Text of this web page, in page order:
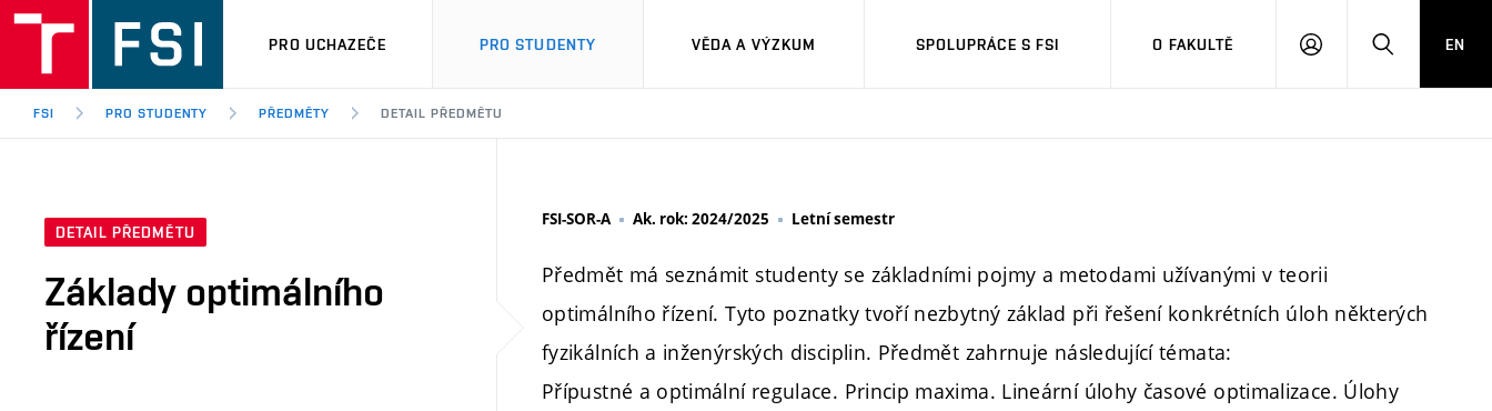
PRO UCHAZEČE PRO STUDENTY VĚDA A VÝZKUM SPOLUPRÁCE S FSI O FAKULTĚ
PŘIHLÁŠENÍHLEDAT
EN
FSI PRO STUDENTY PŘEDMĚTY DETAIL PŘEDMĚTU
DETAIL PŘEDMĚTU
Základy optimálního
řízení
FSI-SOR-A Ak. rok: 2024/2025 Letní semestr
Předmět má seznámit studenty se základními pojmy a metodami užívanými v teorii
optimálního řízení. Tyto poznatky tvoří nezbytný základ při řešení konkrétních úloh některých
fyzikálních a inženýrských disciplin. Předmět zahrnuje následující témata:
Přípustné a optimální regulace. Princip maxima. Lineární úlohy časové optimalizace. Úlohy